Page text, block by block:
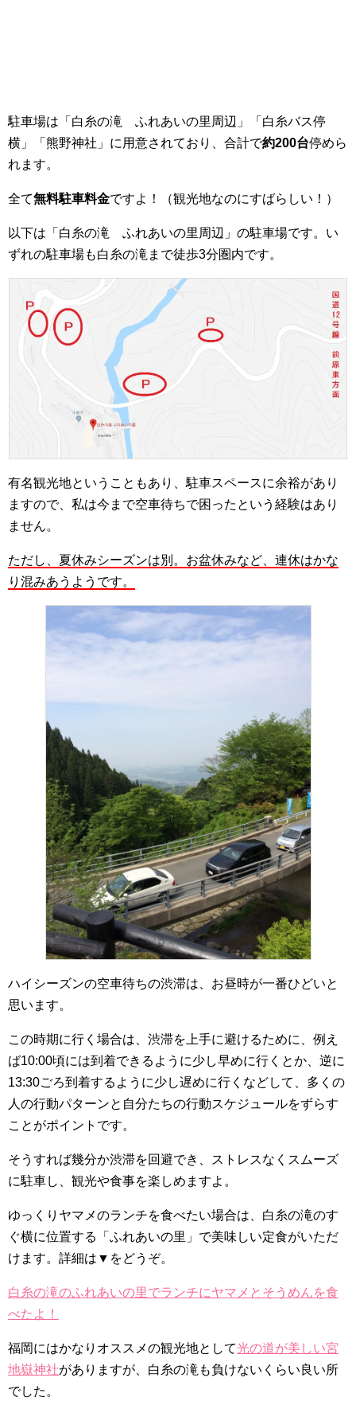
駐車場は「白糸の滝 ふれあいの里周辺」「白糸バス停
横」「熊野神社」に用意されており、合計で約200台停めら
れます。
全て無料駐車料金ですよ！（観光地なのにすばらしい！）
以下は「白糸の滝 ふれあいの里周辺」の駐車場です。い
ずれの駐車場も白糸の滝まで徒歩3分圏内です。
有名観光地ということもあり、駐車スペースに余裕があり
ますので、私は今まで空車待ちで困ったという経験はあり
ません。
ただし、夏休みシーズンは別。お盆休みなど、連休はかな
り混みあうようです。
ハイシーズンの空車待ちの渋滞は、お昼時が一番ひどいと
思います。
この時期に行く場合は、渋滞を上手に避けるために、例え
ば10:00頃には到着できるように少し早めに行くとか、逆に
13:30ごろ到着するように少し遅めに行くなどして、多くの
人の行動パターンと自分たちの行動スケジュールをずらす
ことがポイントです。
そうすれば幾分か渋滞を回避でき、ストレスなくスムーズ
に駐車し、観光や食事を楽しめますよ。
ゆっくりヤマメのランチを食べたい場合は、白糸の滝のす
ぐ横に位置する「ふれあいの里」で美味しい定食がいただ
けます。詳細は▼をどうぞ。
白糸の滝のふれあいの里でランチにヤマメとそうめんを食
べたよ！
福岡にはかなりオススメの観光地として光の道が美しい宮
地嶽神社がありますが、白糸の滝も負けないくらい良い所
でした。